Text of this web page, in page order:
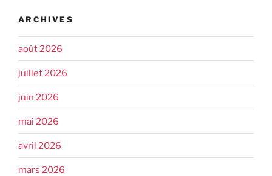
ARCHIVES
août 2026
juillet 2026
juin 2026
mai 2026
avril 2026
mars 2026